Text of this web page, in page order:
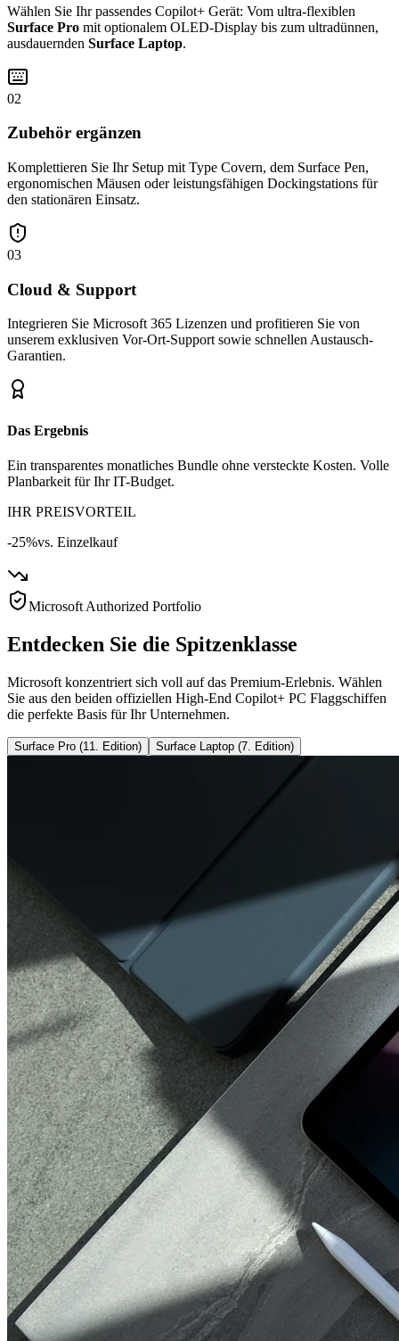
Wählen Sie Ihr passendes Copilot+ Gerät: Vom ultra-flexiblen
Surface Pro mit optionalem OLED-Display bis zum ultradünnen,
ausdauernden Surface Laptop.
02
Zubehör ergänzen
Komplettieren Sie Ihr Setup mit Type Covern, dem Surface Pen,
ergonomischen Mäusen oder leistungsfähigen Dockingstations für
den stationären Einsatz.
03
Cloud & Support
Integrieren Sie Microsoft 365 Lizenzen und profitieren Sie von
unserem exklusiven Vor-Ort-Support sowie schnellen Austausch-
Garantien.
Das Ergebnis
Ein transparentes monatliches Bundle ohne versteckte Kosten. Volle
Planbarkeit für Ihr IT-Budget.
IHR PREISVORTEIL
-25%vs. Einzelkauf
Microsoft Authorized Portfolio
Entdecken Sie die Spitzenklasse
Microsoft konzentriert sich voll auf das Premium-Erlebnis. Wählen
Sie aus den beiden offiziellen High-End Copilot+ PC Flaggschiffen
die perfekte Basis für Ihr Unternehmen.
Surface Pro (11. Edition) Surface Laptop (7. Edition)